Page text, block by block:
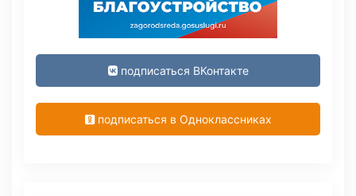
подписаться ВКонтакте
подписаться в Одноклассниках